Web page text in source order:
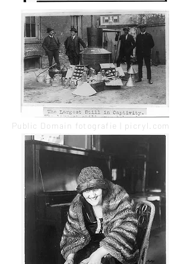
Public Domain fotografie | picryl.com